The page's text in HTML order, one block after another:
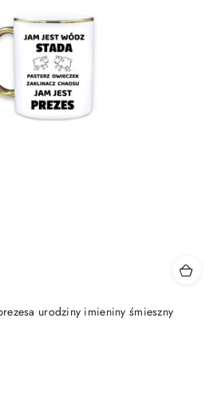
urodziny imieniny śmieszny